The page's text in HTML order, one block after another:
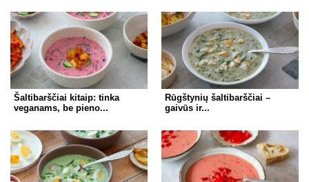
Šaltibarščiai kitaip: tinka
veganams, be pieno...
Rūgštynių šaltibarščiai –
gaivūs ir...